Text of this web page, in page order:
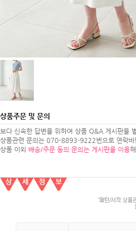
상품주문 및 문의
보다 신속한 답변을 위하여 상품 Q&A 게시판을
상품관련 문의는 070-8893-9222번으로 연락
상품 이외 배송/주문 등의 문의는 게시판을 이용